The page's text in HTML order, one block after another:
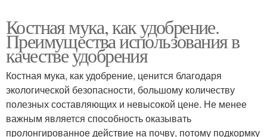
Костная мука, как удобрение.
Преимущества использования в
качестве удобрения
Костная мука, как удобрение, ценится благодаря
экологической безопасности, большому количеству
полезных составляющих и невысокой цене. Не менее
важным является способность оказывать
пролонгированное действие на почву, потому подкормку